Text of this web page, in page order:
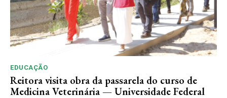
EDUCAÇÃO
Reitora visita obra da passarela do curso de
Medicina Veterinária — Universidade Federal